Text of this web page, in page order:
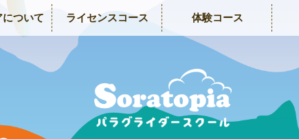
について ライセンスコース 体験コース